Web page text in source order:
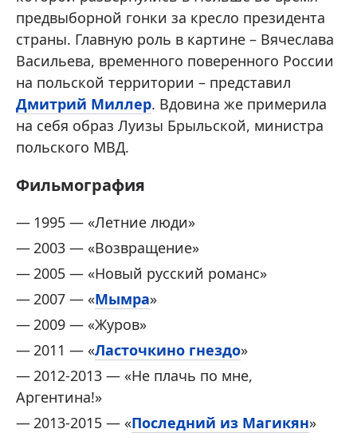
предвыборной гонки за кресло президента
страны. Главную роль в картине – Вячеслава
Васильева, временного поверенного России
на польской территории – представил
Дмитрий Миллер. Вдовина же примерила
на себя образ Луизы Брыльской, министра
польского МВД.
Фильмография
1995 — «Летние люди»
2003 — «Возвращение»
2005 — «Новый русский романс»
2007 — «Мымра»
2009 — «Журов»
2011 — «Ласточкино гнездо»
2012-2013 — «Не плачь по мне,
Аргентина!»
2013-2015 — «Последний из Магикян»